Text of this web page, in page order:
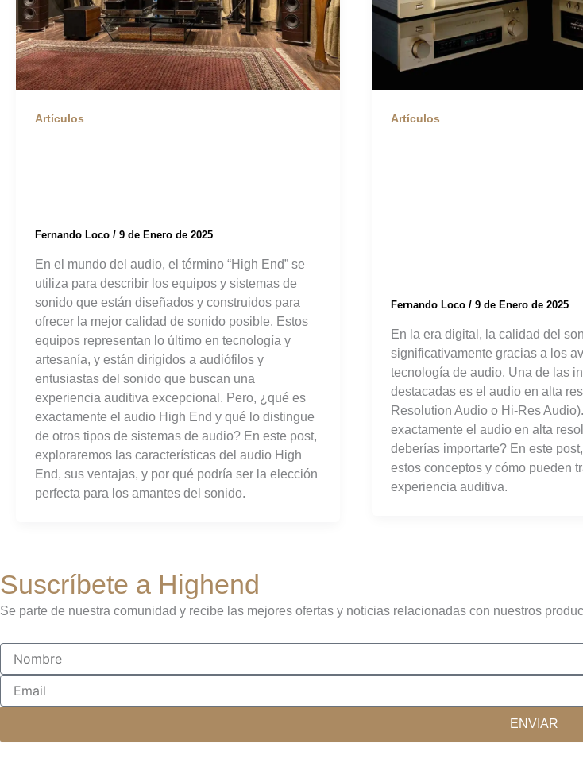
Artículos
Fernando Loco / 9 de Enero de 2025
En el mundo del audio, el término “High End” se
utiliza para describir los equipos y sistemas de
sonido que están diseñados y construidos para
ofrecer la mejor calidad de sonido posible. Estos
equipos representan lo último en tecnología y
artesanía, y están dirigidos a audiófilos y
entusiastas del sonido que buscan una
experiencia auditiva excepcional. Pero, ¿qué es
exactamente el audio High End y qué lo distingue
de otros tipos de sistemas de audio? En este post,
exploraremos las características del audio High
End, sus ventajas, y por qué podría ser la elección
perfecta para los amantes del sonido.
Artículos
Fernando Loco / 9 de Enero de 2025
En la era digital, la calidad del
significativamente gracias a los
tecnología de audio. Una de las
destacadas es el audio en alta
Resolution Audio o Hi-Res
exactamente el audio en alta
deberías importarte? En este
estos conceptos y cómo pueden
experiencia auditiva.
Suscríbete a Highend
Se parte de nuestra comunidad y recibe las mejores ofertas y noticias relacionadas con nuestros
Nombre
Email
ENVIAR